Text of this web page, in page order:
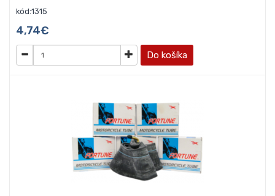
kód:1315
4,74€
Do košíka